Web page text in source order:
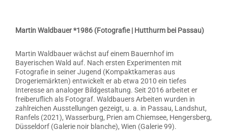
Martin Waldbauer *1986 (Fotografie | Hutthurm bei Passau)
Martin Waldbauer wächst auf einem Bauernhof im
Bayerischen Wald auf. Nach ersten Experimenten mit
Fotografie in seiner Jugend (Kompaktkameras aus
Drogeriemärkten) entwickelt er ab etwa 2010 ein tiefes
Interesse an analoger Bildgestaltung. Seit 2016 arbeitet er
freiberuflich als Fotograf. Waldbauers Arbeiten wurden in
zahlreichen Ausstellungen gezeigt, u. a. in Passau, Landshut,
Ranfels (2021), Wasserburg, Prien am Chiemsee, Hengersberg,
Düsseldorf (Galerie noir blanche), Wien (Galerie 99).